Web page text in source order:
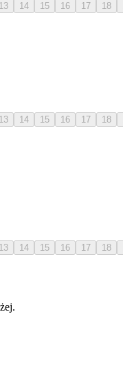
13 14 15 16 17 18
13 14 15 16 17 18
13 14 15 16 17 18